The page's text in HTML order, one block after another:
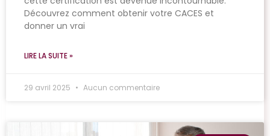
Découvrez comment obtenir votre CACES et
donner un vrai
LIRE LA SUITE »
29 avril 2025 Aucun commentaire